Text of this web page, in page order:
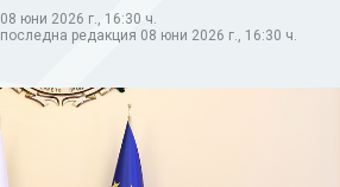
08 юни 2026 г., 16:30 ч.
последна редакция 08 юни 2026 г., 16:30 ч.